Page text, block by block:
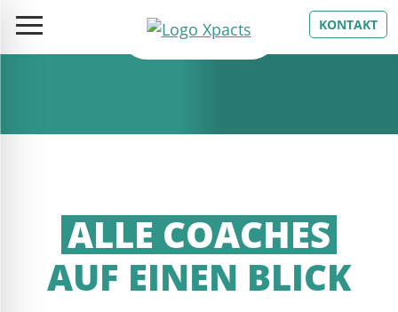
KONTAKT
ALLE COACHES
AUF EINEN BLICK